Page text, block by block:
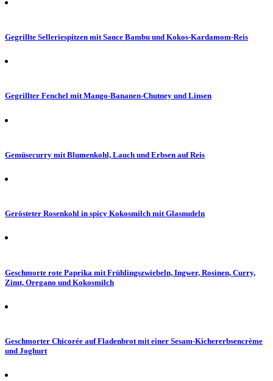
Gegrillte Selleriespitzen mit Sauce Bambu und Kokos-Kardamom-Reis
Gegrillter Fenchel mit Mango-Bananen-Chutney und Linsen
Gemüsecurry mit Blumenkohl, Lauch und Erbsen auf Reis
Gerösteter Rosenkohl in spicy Kokosmilch mit Glasnudeln
Geschmorte rote Paprika mit Frühlingszwiebeln, Ingwer, Rosinen, Curry,
Zimt, Oregano und Kokosmilch
Geschmorter Chicorée auf Fladenbrot mit einer Sesam-Kichererbsencrème
und Joghurt